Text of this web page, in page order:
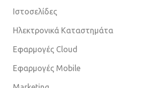
Ιστοσελίδες
Ηλεκτρονικά Καταστημάτα
Εφαρμογές Cloud
Εφαρμογές Mobile